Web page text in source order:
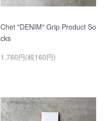
Chet "DENIM" Grip Product So
cks
1,760円(税160円)